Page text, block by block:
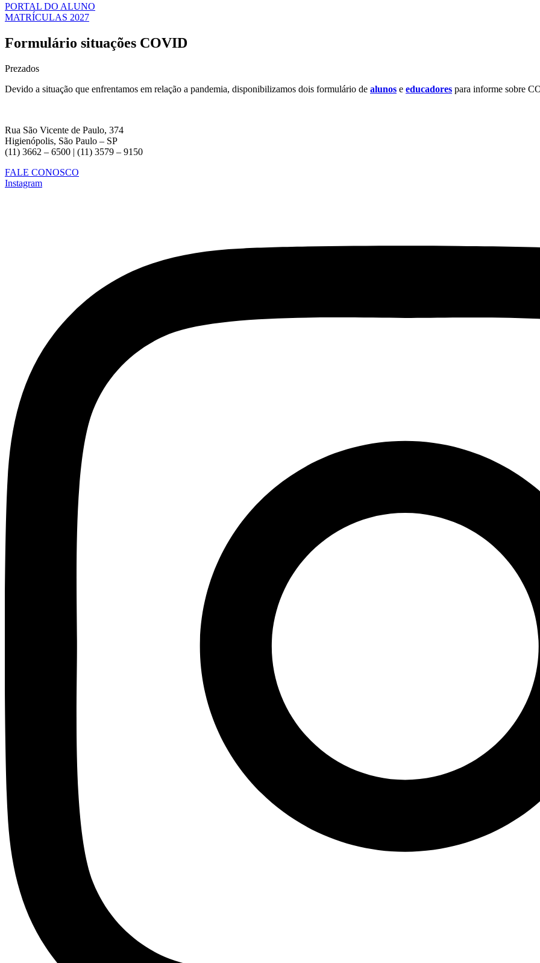
PORTAL DO ALUNO
MATRÍCULAS 2027
Formulário situações COVID
Prezados
Devido a situação que enfrentamos em relação a pandemia, disponibilizamos dois formulário de alunos e educadores para informe sobre
Rua São Vicente de Paulo, 374
Higienópolis, São Paulo – SP
(11) 3662 – 6500 | (11) 3579 – 9150
FALE CONOSCO
Instagram